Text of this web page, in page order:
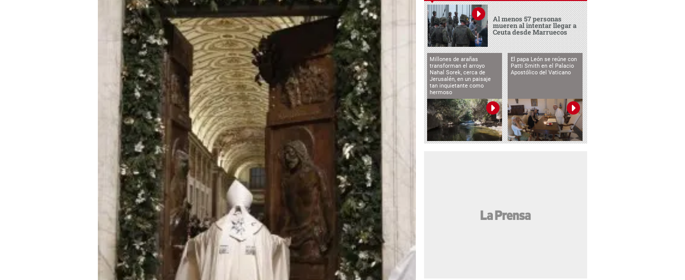
Al menos 57 personas
mueren al intentar llegar a
Ceuta desde Marruecos
Millones de arañas
transforman el arroyo
Nahal Sorek, cerca de
Jerusalén, en un paisaje
tan inquietante como
hermoso
El papa León se reúne con
Patti Smith en el Palacio
Apostólico del Vaticano